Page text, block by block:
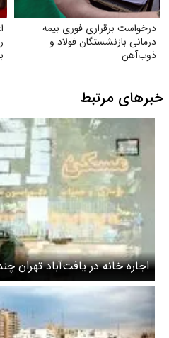
درخواست برقراری فوری بیمه
درمانی بازنشستگان فولاد و
ذوب‌آهن
خبرهای مرتبط
اجاره خانه در یافت‌آباد تهران